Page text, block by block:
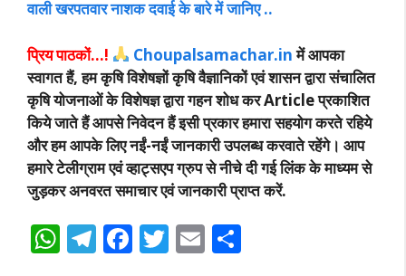
वाली खरपतवार नाशक दवाई के बारे में जानिए ..
प्रिय पाठकों…! Choupalsamachar.inमें आपका
स्वागत हैं, हम कृषि विशेषज्ञों कृषि वैज्ञानिकों एवं शासन द्वारा संचालित
कृषि योजनाओं के विशेषज्ञ द्वारा गहन शोध कर Article प्रकाशित
किये जाते हैं आपसे निवेदन हैं इसी प्रकार हमारा सहयोग करते रहिये
और हम आपके लिए नईं-नईं जानकारी उपलब्ध करवाते रहेंगे। आप
हमारे टेलीग्राम एवं व्हाट्सएप ग्रुप से नीचे दी गई लिंक के माध्यम से
जुड़कर अनवरत समाचार एवं जानकारी प्राप्त करें.
W T F T E